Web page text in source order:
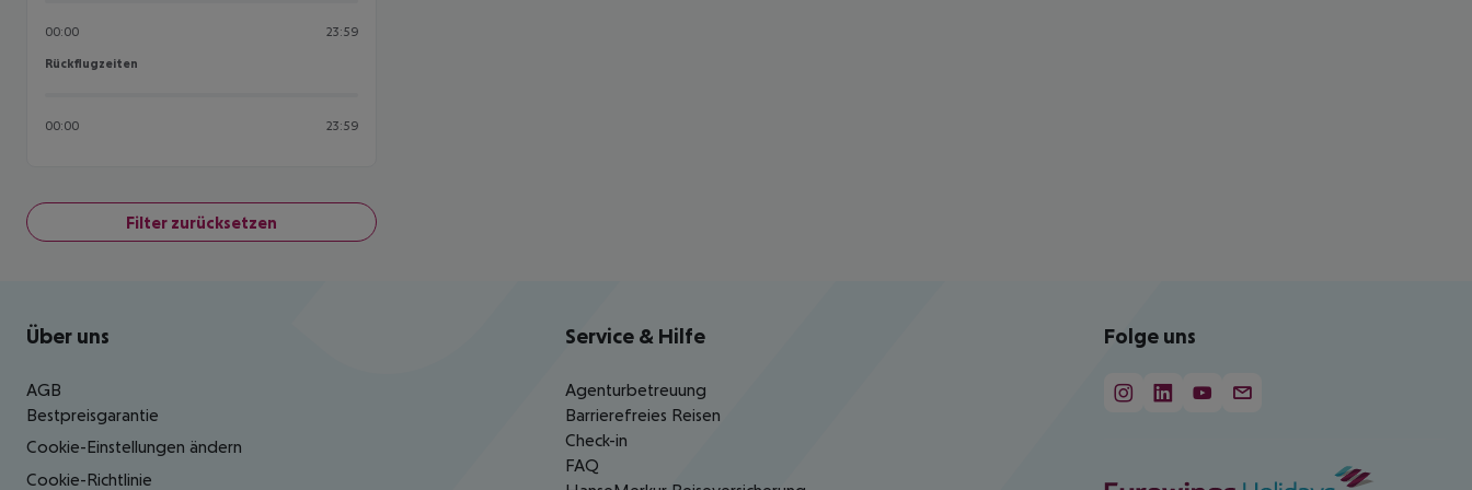
00:00 23:59
Rückflugzeiten
Rückflugzeiten
00:00 23:59
Filter zurücksetzen
Footer navigation
Über uns
AGB
Bestpreisgarantie
Cookie-Einstellungen ändern
Cookie-Richtlinie
Service & Hilfe
Agenturbetreuung
Barrierefreies Reisen
Check-in
FAQ
Folge uns